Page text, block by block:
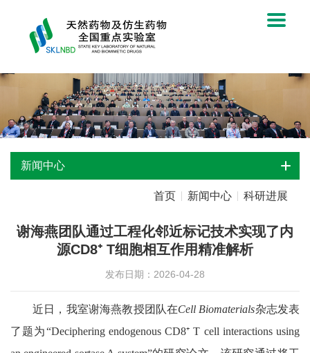
新闻中心
首页 新闻中心 科研进展
谢海燕团队通过工程化邻近标记技术实现了内
源CD8⁺ T细胞相互作用精准解析
发布日期：2026-04-28
近日，我室谢海燕教授团队在Cell Biomaterials杂志发表
了题为“Deciphering endogenous CD8⁺ T cell interactions using